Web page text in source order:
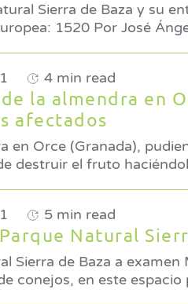
Sierra de Baza y su
de la Unión Europea: 1520 Por
4 min read
la almendra en
afectados
en Orce (Granada),
puede destruir el fruto
5 min read
Natural
Mientras que en la periferia de la
conejos, en este espacio